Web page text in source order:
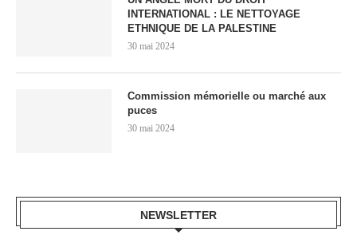
INTERNATIONAL : LE NETTOYAGE
ETHNIQUE DE LA PALESTINE
30 mai 2024
Commission mémorielle ou marché aux
puces
30 mai 2024
NEWSLETTER